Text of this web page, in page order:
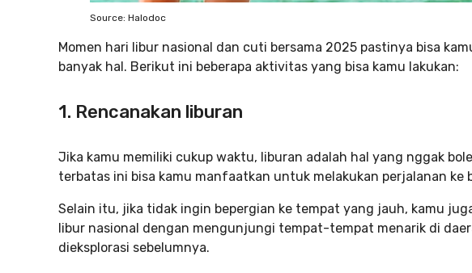
Source: Halodoc
Momen hari libur nasional dan cuti bersama 2025 pastinya bisa
banyak hal. Berikut ini beberapa aktivitas yang bisa kamu lakukan:
1. Rencanakan liburan
Jika kamu memiliki cukup waktu, liburan adalah hal yang nggak
terbatas ini bisa kamu manfaatkan untuk melakukan perjalanan ke
Selain itu, jika tidak ingin bepergian ke tempat yang jauh, kamu
libur nasional dengan mengunjungi tempat-tempat menarik di
dieksplorasi sebelumnya.